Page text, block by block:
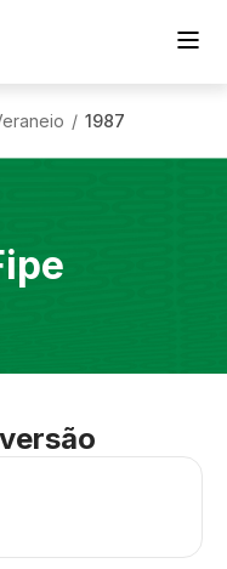
/ 1987